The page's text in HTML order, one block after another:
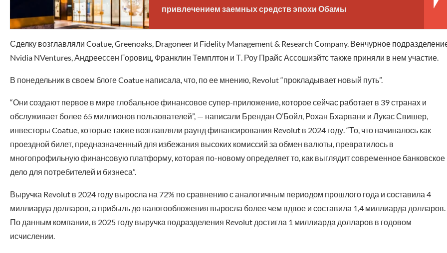
привлечением заемных средств эпохи Обамы
Сделку возглавляли Coatue, Greenoaks, Dragoneer и Fidelity Management & Research Company. Венчурное
Nvidia NVentures, Андреессен Горовиц, Франклин Темплтон и Т. Роу Прайс Ассошиэйтс также приняли в нем участие.
В понедельник в своем блоге Coatue написала, что, по ее мнению, Revolut “прокладывает новый путь”.
“Они создают первое в мире глобальное финансовое супер-приложение, которое сейчас работает в 39 странах и
обслуживает более 65 миллионов пользователей”, — написали Брендан О’Бойл, Рохан Бхарвани и Лукас Свишер,
инвесторы Coatue, которые также возглавляли раунд финансирования Revolut в 2024 году. “То, что начиналось как
проездной билет, предназначенный для избежания высоких комиссий за обмен валюты, превратилось в
многопрофильную финансовую платформу, которая по-новому определяет то, как выглядит современное банковское
дело для потребителей и бизнеса”.
Выручка Revolut в 2024 году выросла на 72% по сравнению с аналогичным периодом прошлого года и составила 4
миллиарда долларов, а прибыль до налогообложения выросла более чем вдвое и составила 1,4 миллиарда долларов.
По данным компании, в 2025 году выручка подразделения Revolut достигла 1 миллиарда долларов в годовом
исчислении.